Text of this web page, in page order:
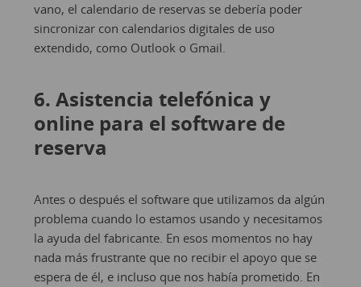
vano, el calendario de reservas se debería poder
sincronizar con calendarios digitales de uso
extendido, como Outlook o Gmail.
6. Asistencia telefónica y
online para el software de
reserva
Antes o después el software que utilizamos da algún
problema cuando lo estamos usando y necesitamos
la ayuda del fabricante. En esos momentos no hay
nada más frustrante que no recibir el apoyo que se
espera de él, e incluso que nos había prometido. En